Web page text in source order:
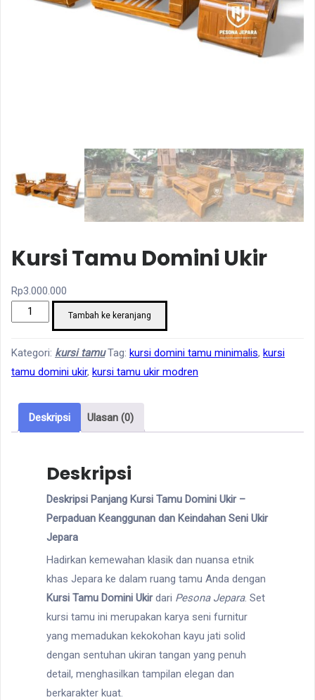
Kursi Tamu Domini Ukir
Rp3.000.000
Kuantitas
Tamu
Domini
Tambah ke keranjang
Kategori: kursi tamu Tag: kursi domini tamu minimalis, kursi
tamu domini ukir, kursi tamu ukir modren
Deskripsi Ulasan (0)
Deskripsi
Deskripsi Panjang Kursi Tamu Domini Ukir –
Perpaduan Keanggunan dan Keindahan Seni Ukir
Jepara
Hadirkan kemewahan klasik dan nuansa etnik
khas Jepara ke dalam ruang tamu Anda dengan
Kursi Tamu Domini Ukirdari Pesona Jepara. Set
kursi tamu ini merupakan karya seni furnitur
yang memadukan kekokohan kayu jati solid
dengan sentuhan ukiran tangan yang penuh
detail, menghasilkan tampilan elegan dan
berkarakter kuat.